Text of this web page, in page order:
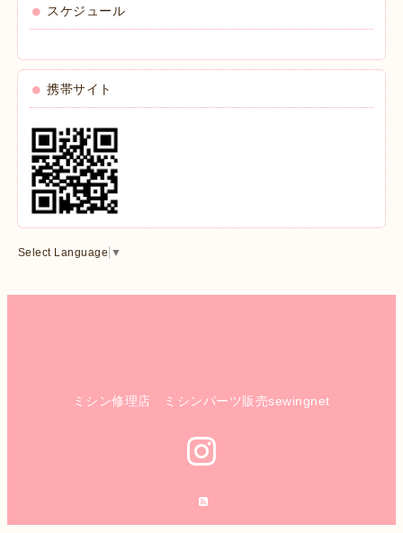
スケジュール
携帯サイト
Select Language ▼
ミシン修理店 ミシンパーツ販売sewingnet